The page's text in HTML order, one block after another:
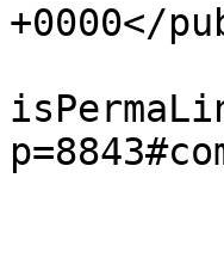
+0000</